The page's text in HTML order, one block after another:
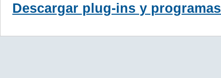
Descargar plug-ins y